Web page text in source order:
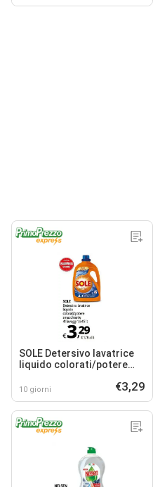
SOLE Detersivo lavatrice
liquido colorati/potere
10 giorni €3,29